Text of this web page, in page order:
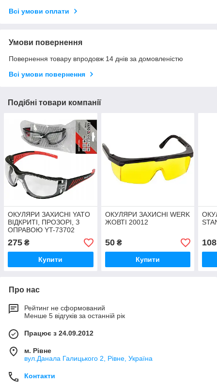
Всі умови оплати
Умови повернення
Повернення товару впродовж 14 днів за домовленістю
Всі умови повернення
Подібні товари компанії
ОКУЛЯРИ ЗАХИСНІ YATO
ВІДКРИТІ, ПРОЗОРІ, З
ОПРАВОЮ YT-73702
275 ₴
Купити
ОКУЛЯРИ ЗАХИСНІ WERK
ЖОВТІ 20012
50₴
Купити
108
Про нас
Рейтинг не сформований
Менше 5 відгуків за останній рік
Працює з 24.09.2012
м. Рівне
вул.Данала Галицького 2, Рівне, Україна
Контакти